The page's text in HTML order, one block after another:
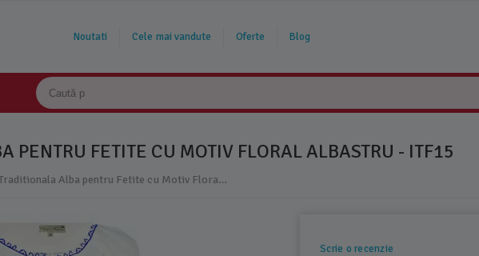
Noutati Cele mai vandute Oferte Blog
PENTRU FETITE CU MOTIV FLORAL ALBASTRU - ITF15
Ie Traditionala Alba pentru Fetite cu Motiv Floral Albastru - ITF15
Scrie o recenzie